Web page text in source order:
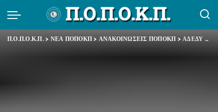
Π.Ο.Π.Ο.Κ.Π.> ΝΕΑ ΠΟΠΟΚΠ > ΑΝΑΚΟΙΝΩΣΕΙΣ ΠΟΠΟΚΠ >ΑΔΕΔΥ – Συμμετοχή στη διαδήλωση – πικετοφορία τη Μ. Πέμπτη